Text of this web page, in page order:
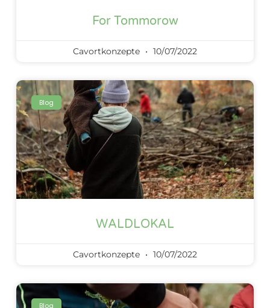
For Tommorow
Cavortkonzepte 10/07/2022
Blog
WALDLOKAL
Cavortkonzepte 10/07/2022
Blog